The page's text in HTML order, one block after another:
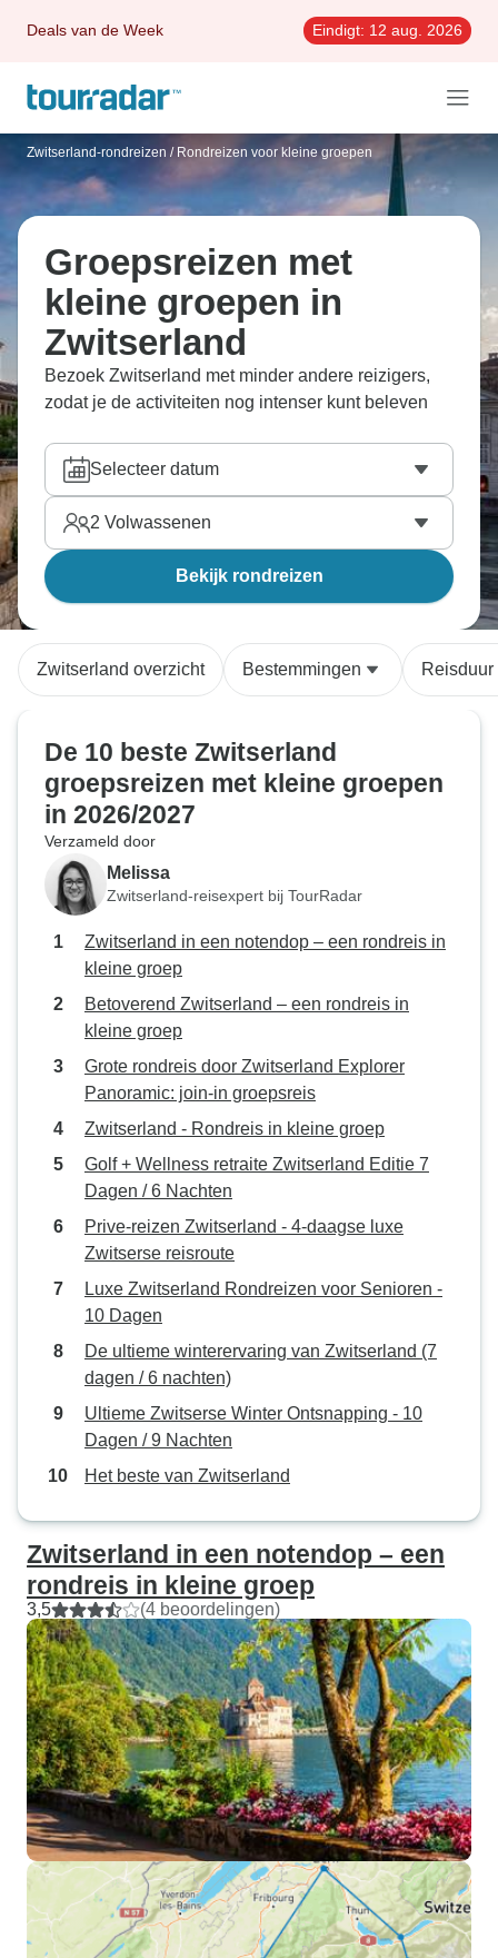
Deals van de Week Eindigt: 12 aug. 2026
Zwitserland-rondreizen / Rondreizen voor kleine groepen
Groepsreizen met
kleine groepen in
Zwitserland
Bezoek Zwitserland met minder andere reizigers,
zodat je de activiteiten nog intenser kunt beleven
Selecteer datum
2 Volwassenen
Bekijk rondreizen
Zwitserland overzicht Bestemmingen Reisduur
De 10 beste Zwitserland
groepsreizen met kleine groepen
in 2026/2027
Verzameld door
Melissa
Zwitserland-reisexpert bij TourRadar
Zwitserland in een notendop – een rondreis in
kleine groep
Betoverend Zwitserland – een rondreis in
kleine groep
Grote rondreis door Zwitserland Explorer
Panoramic: join-in groepsreis
Zwitserland - Rondreis in kleine groep
Golf + Wellness retraite Zwitserland Editie 7
Dagen / 6 Nachten
Prive-reizen Zwitserland - 4-daagse luxe
Zwitserse reisroute
Luxe Zwitserland Rondreizen voor Senioren -
10 Dagen
De ultieme winterervaring van Zwitserland (7
dagen / 6 nachten)
Ultieme Zwitserse Winter Ontsnapping - 10
Dagen / 9 Nachten
Het beste van Zwitserland
Zwitserland in een notendop – een
rondreis in kleine groep
3,5 (4 beoordelingen)